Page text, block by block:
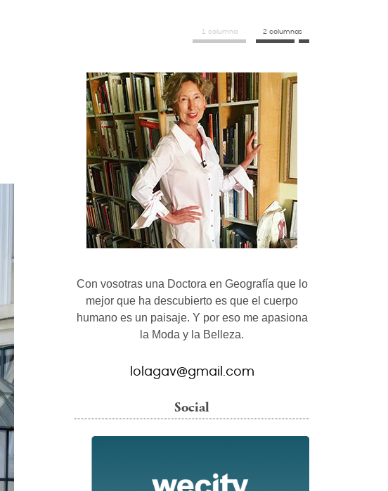
1 columna 2 columnas
Con vosotras una Doctora en Geografía que lo
mejor que ha descubierto es que el cuerpo
humano es un paisaje. Y por eso me apasiona
la Moda y la Belleza.
lolagav@gmail.com
Social